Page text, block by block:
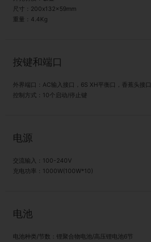
尺寸：200x132x59mm
重量：4.4Kg
按键和端口
外界端口：AC输入接口，6S XH平衡口，香蕉头接口
控制方式：10个启动/停止键
电源
交流输入：100-240V
充电功率：1000W(100W*10)
电池
电池种类/节数：锂聚合物电池/高压锂电池6节